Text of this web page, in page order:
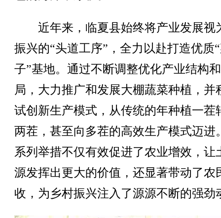
近年来，临夏县始终将产业发展视
振兴的“头道工序”，全力以赴打造优质
子”基地。通过不断调整优化产业结构
局，大力推广和发展大棚蔬菜种植，并
试创新生产模式，从传统的年种植一茬
两茬，甚至向多茬的高效生产模式迈进
系列举措不仅有效促进了农业增效，让
源发挥出更大的价值，还显著带动了农
收，为乡村振兴注入了源源不断的强劲